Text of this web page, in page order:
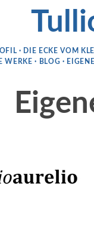
DIE ECKE VOM
WERKE
BLOG